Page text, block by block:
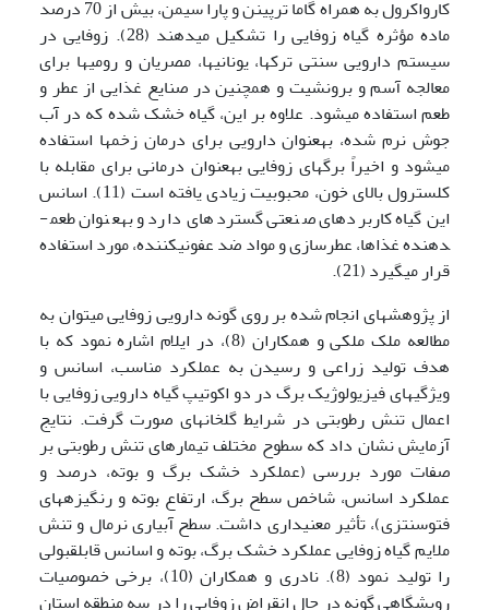
کارواکرول به همراه گاما ترپینن و پارا سیمن، بیش از 70 درصد
ماده مؤثره گیاه زوفایی را تشکیل می­دهند (28). زوفایی در
سیستم دارویی سنتی ترک­ها، یونانی­ها، مصریان و رومی­ها برای
معالجه آسم و برونشیت و همچنین در صنایع غذایی از عطر و
طعم استفاده می­شود. علاوه بر این، گیاه خشک شده که در آب
جوش نرم شده، به­عنوان دارویی برای درمان زخم­ها استفاده
می­شود و اخیراً برگ­های زوفایی به­عنوان درمانی برای مقابله با
کلسترول بالای خون، محبوبیت زیادی یافته­ است (11). اسانس
این گیاه کاربردهای صنعتی گسترده­ای دارد و به­عنوان طعم­
دهنده غذاها، عطرسازی و مواد ضد عفونی­کننده،­ مورد استفاده
قرار می­گیرد (21).
از پژوهش­های انجام شده بر روی گونه دارویی زوفایی می­توان به
مطالعه ملک ملکی و همکاران (8)، در ایلام اشاره نمود که با
هدف تولید زراعی و رسیدن به عملکرد مناسب، اسانس و
ویژگی­های فیزیولوژیک برگ در دو اکوتیپ گیاه دارویی زوفایی با
اعمال تنش رطوبتی در شرایط گلخانه­ای صورت گرفت. نتایج
آزمایش نشان داد که سطوح مختلف تیمارهای تنش رطوبتی بر
صفات مورد بررسی (عملکرد خشک برگ و بوته، درصد و
عملکرد اسانس، شاخص سطح برگ، ارتفاع بوته و رنگیزه­های
فتوسنتزی)، تأثیر معنی­داری داشت. سطح آبیاری نرمال و تنش
ملایم گیاه زوفایی عملکرد خشک برگ، بوته و اسانس قابل­قبولی
را تولید نمود (8). نادری و همکاران (10)، برخی خصوصیات
رویشگاهی گونه در حال انقراض زوفایی را در سه منطقه استان